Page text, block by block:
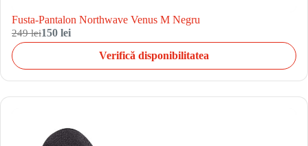
Fusta-Pantalon Northwave Venus M Negru
249 lei150 lei
Verifică disponibilitatea